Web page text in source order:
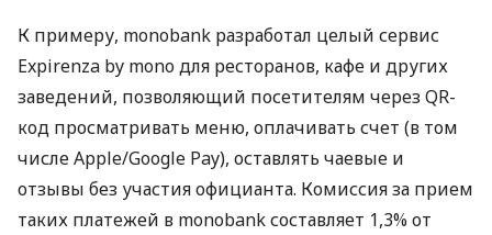
К примеру, monobank разработал целый сервис
Expirenza by mono для ресторанов, кафе и других
заведений, позволяющий посетителям через QR-
код просматривать меню, оплачивать счет (в том
числе Apple/Google Pay), оставлять чаевые и
отзывы без участия официанта. Комиссия за прием
таких платежей в monobank составляет 1,3% от